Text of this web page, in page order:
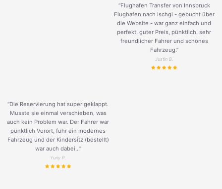
“Flughafen Transfer von Innsbruck
Flughafen nach Ischgl - gebucht über
die Website - war ganz einfach und
perfekt, guter Preis, pünktlich, sehr
freundlicher Fahrer und schönes
Fahrzeug.”
Justin B.
“Die Reservierung hat super geklappt.
Musste sie einmal verschieben, was
auch kein Problem war. Der Fahrer war
pünktlich Vorort, fuhr ein modernes
Fahrzeug und der Kindersitz (bestellt)
war auch dabei...”
Yuriy P.